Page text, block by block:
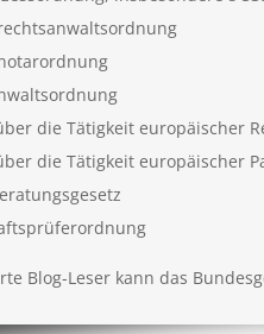
die Tätigkeit europäischer
die Tätigkeit europäischer
Blog-Leser kann das